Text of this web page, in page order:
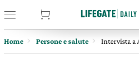
Home Persone e salute Intervista a